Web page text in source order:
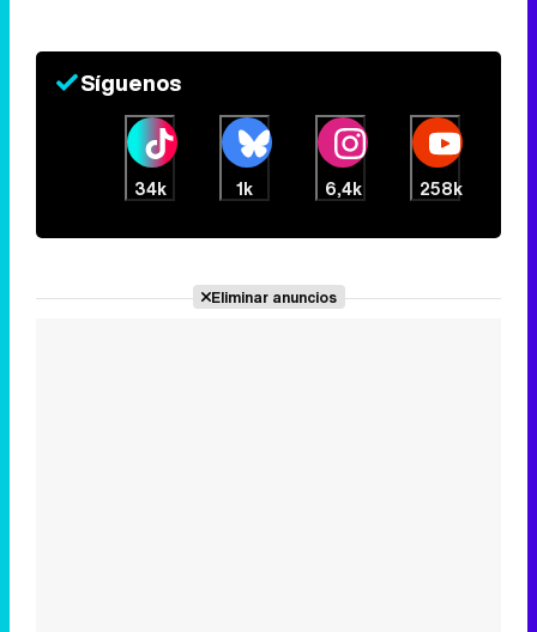
Síguenos
34k 1k 6,4k 258k
Eliminar anuncios